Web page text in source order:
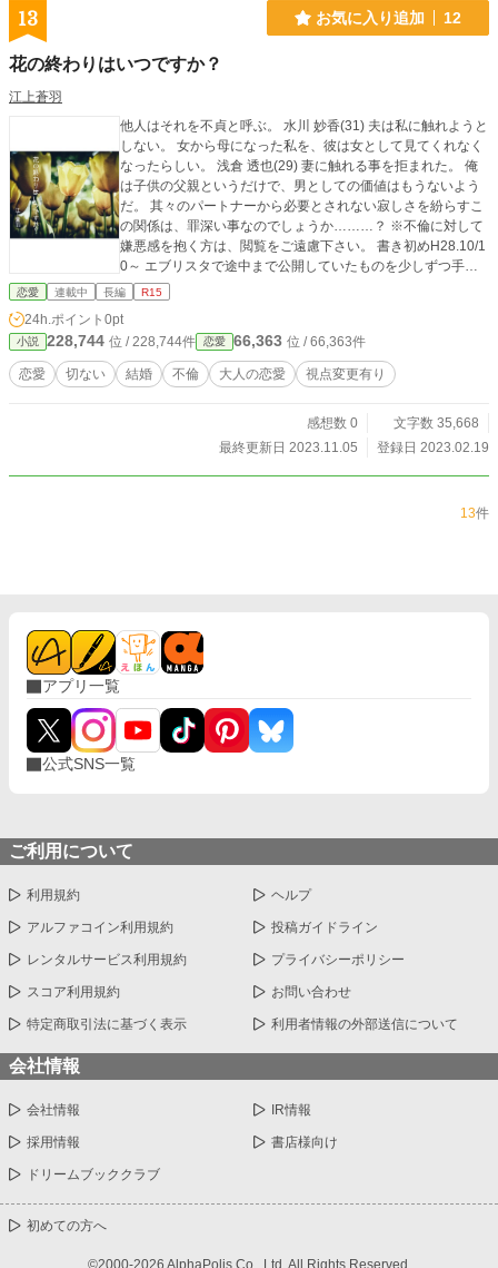
13 お気に入り追加 12
花の終わりはいつですか？
江上蒼羽
他人はそれを不貞と呼ぶ。 水川 妙香(31) 夫は私に触れようと
しない。 女から母になった私を、彼は女として見てくれなく
なったらしい。 浅倉 透也(29) 妻に触れる事を拒まれた。 俺
は子供の父親というだけで、男としての価値はもうないよう
だ。 其々のパートナーから必要とされない寂しさを紛らすこ
の関係は、罪深い事なのでしょうか………？ ※不倫に対して
嫌悪感を抱く方は、閲覧をご遠慮下さい。 書き初めH28.10/1
0～ エブリスタで途中まで公開していたものを少しずつ手直
ししながら更新していく予定です。
恋愛 連載中 長編 R15
24h.ポイント 0pt
小説 228,744 位 / 228,744件 恋愛 66,363 位 / 66,363件
恋愛 切ない 結婚 不倫 大人の恋愛 視点変更有り
感想数 0
文字数 35,668
最終更新日 2023.11.05
登録日 2023.02.19
13件
アプリ一覧
公式SNS一覧
ご利用について
利用規約 ヘルプ
アルファコイン利用規約 投稿ガイドライン
レンタルサービス利用規約 プライバシーポリシー
スコア利用規約 お問い合わせ
特定商取引法に基づく表示 利用者情報の外部送信について
会社情報
会社情報 IR情報
採用情報 書店様向け
ドリームブッククラブ
初めての方へ
©2000-2026 AlphaPolis Co., Ltd. All Rights Reserved.